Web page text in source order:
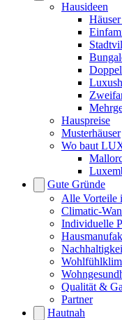
Hausideen
Hauspreise
Musterhäuser
Wo baut
Gute Gründe
Alle Vorteile
Climatic-
Individuelle
Qualität &
Partner
Hautnah